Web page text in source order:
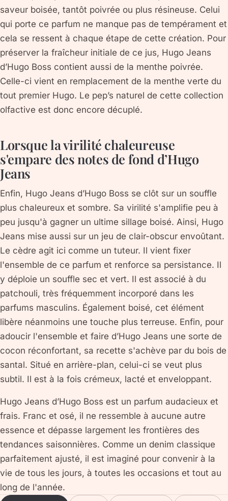
saveur boisée, tantôt poivrée ou plus résineuse. Celui
qui porte ce parfum ne manque pas de tempérament et
cela se ressent à chaque étape de cette création. Pour
préserver la fraîcheur initiale de ce jus, Hugo Jeans
d’Hugo Boss contient aussi de la menthe poivrée.
Celle-ci vient en remplacement de la menthe verte du
tout premier Hugo. Le pep’s naturel de cette collection
olfactive est donc encore décuplé.
Lorsque la virilité chaleureuse
s'empare des notes de fond d’Hugo
Jeans
Enfin, Hugo Jeans d’Hugo Boss se clôt sur un souffle
plus chaleureux et sombre. Sa virilité s'amplifie peu à
peu jusqu'à gagner un ultime sillage boisé. Ainsi, Hugo
Jeans mise aussi sur un jeu de clair-obscur envoûtant.
Le cèdre agit ici comme un tuteur. Il vient fixer
l'ensemble de ce parfum et renforce sa persistance. Il
y déploie un souffle sec et vert. Il est associé à du
patchouli, très fréquemment incorporé dans les
parfums masculins. Également boisé, cet élément
libère néanmoins une touche plus terreuse. Enfin, pour
adoucir l'ensemble et faire d’Hugo Jeans une sorte de
cocon réconfortant, sa recette s'achève par du bois de
santal. Situé en arrière-plan, celui-ci se veut plus
subtil. Il est à la fois crémeux, lacté et enveloppant.
Hugo Jeans d’Hugo Boss est un parfum audacieux et
frais. Franc et osé, il ne ressemble à aucune autre
essence et dépasse largement les frontières des
tendances saisonnières. Comme un denim classique
parfaitement ajusté, il est imaginé pour convenir à la
vie de tous les jours, à toutes les occasions et tout au
long de l'année.